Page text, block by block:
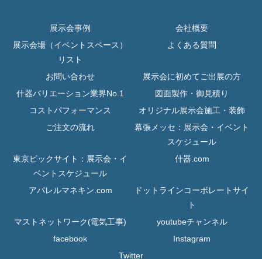
展示会事例
会社概要
展示会場（イベントスペース）
リスト
よくある質問
お問い合わせ
展示会に初めてご出展の方
什器バリエーション業界No.1
図面製作・御見積り
コストパフォーマンス
オリジナル展示会施工・装飾
ご注文の流れ
幕張メッセ：展示会・イベント
スケジュール
東京ビックサイト：展示会・イ
ベントスケジュール
什器.com
アパレルマネキン.com
ドットラインコーポレートサイ
ト
マストネットワーク(電気工事)
youtubeチャンネル
facebook
Instagram
Twitter